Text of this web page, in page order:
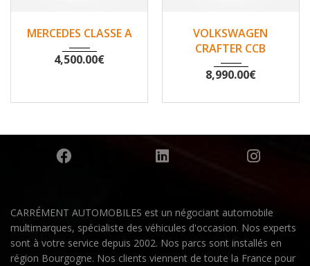
148500
MERCEDES CLASSE A
4,500.00€
200530
VOLKSWAGEN
CRAFTER CCB
8,990.00€
CARRÉMENT AUTOMOBILES est un négociant automobile
multimarques, spécialiste des véhicules d'occasion. Nos experts
sont à votre service depuis 2002. Nos parcs sont installés en
région Bourgogne. Nos clients viennent de toute la France pour